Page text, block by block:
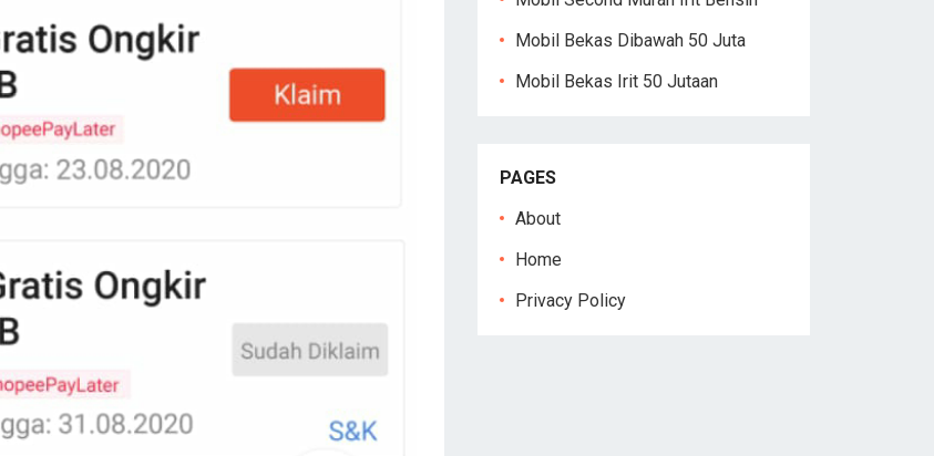
Mobil Bekas Dibawah 50 Juta
Mobil Bekas Irit 50 Jutaan
PAGES
About
Home
Privacy Policy